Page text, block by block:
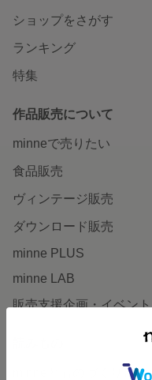
ショップをさがす
ランキング
特集
作品販売について
minneで売りたい
食品販売
ヴィンテージ販売
ダウンロード販売
minne PLUS
minne LAB
販売支援企画・イベント
minneとものづくりと